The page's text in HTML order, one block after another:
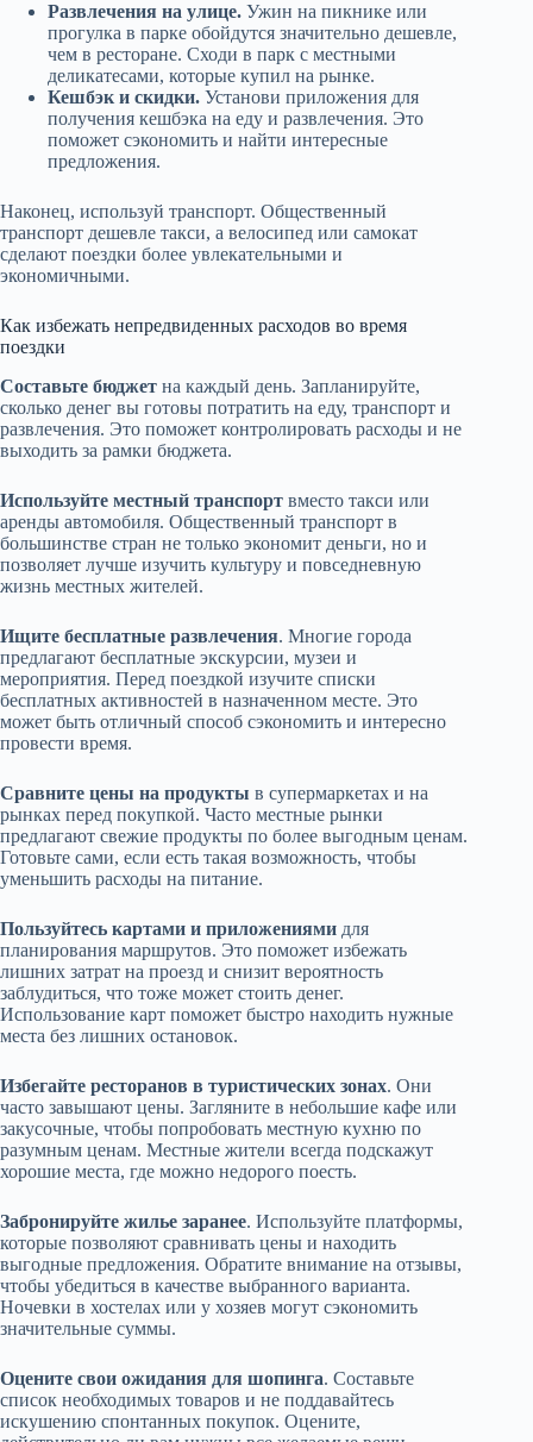
Развлечения на улице. Ужин на пикнике или
прогулка в парке обойдутся значительно дешевле,
чем в ресторане. Сходи в парк с местными
деликатесами, которые купил на рынке.
Кешбэк и скидки. Установи приложения для
получения кешбэка на еду и развлечения. Это
поможет сэкономить и найти интересные
предложения.
Наконец, используй транспорт. Общественный
транспорт дешевле такси, а велосипед или самокат
сделают поездки более увлекательными и
экономичными.
Как избежать непредвиденных расходов во время
поездки
Составьте бюджет на каждый день. Запланируйте,
сколько денег вы готовы потратить на еду, транспорт и
развлечения. Это поможет контролировать расходы и не
выходить за рамки бюджета.
Используйте местный транспорт вместо такси или
аренды автомобиля. Общественный транспорт в
большинстве стран не только экономит деньги, но и
позволяет лучше изучить культуру и повседневную
жизнь местных жителей.
Ищите бесплатные развлечения. Многие города
предлагают бесплатные экскурсии, музеи и
мероприятия. Перед поездкой изучите списки
бесплатных активностей в назначенном месте. Это
может быть отличный способ сэкономить и интересно
провести время.
Сравните цены на продукты в супермаркетах и на
рынках перед покупкой. Часто местные рынки
предлагают свежие продукты по более выгодным ценам.
Готовьте сами, если есть такая возможность, чтобы
уменьшить расходы на питание.
Пользуйтесь картами и приложениями для
планирования маршрутов. Это поможет избежать
лишних затрат на проезд и снизит вероятность
заблудиться, что тоже может стоить денег.
Использование карт поможет быстро находить нужные
места без лишних остановок.
Избегайте ресторанов в туристических зонах. Они
часто завышают цены. Загляните в небольшие кафе или
закусочные, чтобы попробовать местную кухню по
разумным ценам. Местные жители всегда подскажут
хорошие места, где можно недорого поесть.
Забронируйте жилье заранее. Используйте платформы,
которые позволяют сравнивать цены и находить
выгодные предложения. Обратите внимание на отзывы,
чтобы убедиться в качестве выбранного варианта.
Ночевки в хостелах или у хозяев могут сэкономить
значительные суммы.
Оцените свои ожидания для шопинга. Составьте
список необходимых товаров и не поддавайтесь
искушению спонтанных покупок. Оцените,